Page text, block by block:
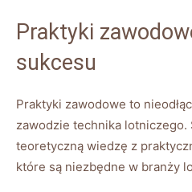
Praktyki
sukcesu
Praktyki zawodowe to
zawodzie technika lotniczego.
teoretyczną wiedzę z
które są niezbędne w branży